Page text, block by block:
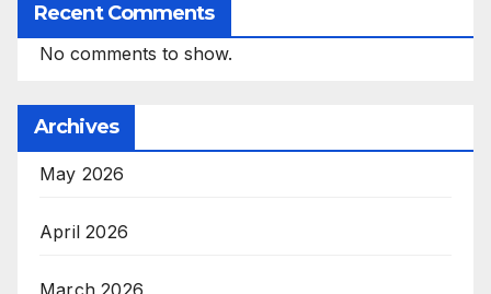
Recent Comments
No comments to show.
Archives
May 2026
April 2026